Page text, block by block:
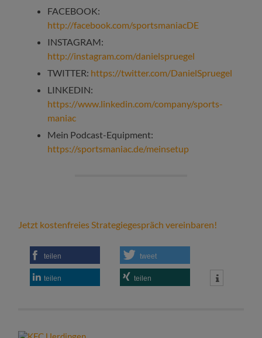
FACEBOOK:
http://facebook.com/sportsmaniacDE
INSTAGRAM:
http://instagram.com/danielspruegel
TWITTER: https://twitter.com/DanielSpruegel
LINKEDIN:
https://www.linkedin.com/company/sports-
maniac
Mein Podcast-Equipment:
https://sportsmaniac.de/meinsetup
Jetzt kostenfreies Strategiegespräch vereinbaren!
teilen tweet
teilen teilen